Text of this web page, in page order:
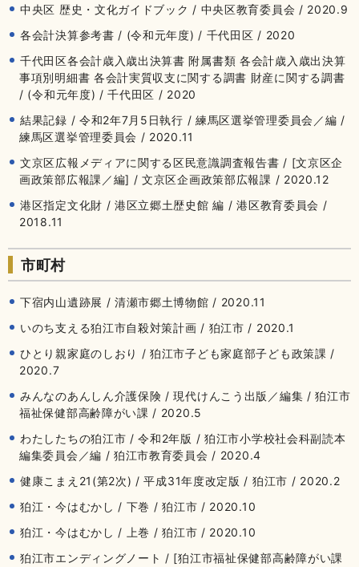
中央区 歴史・文化ガイドブック / 中央区教育委員会 / 2020.9
各会計決算参考書 / (令和元年度) / 千代田区 / 2020
千代田区各会計歳入歳出決算書 附属書類 各会計歳入歳出決算
事項別明細書 各会計実質収支に関する調書 財産に関する調書
/ (令和元年度) / 千代田区 / 2020
結果記録 / 令和2年7月5日執行 / 練馬区選挙管理委員会／編 /
練馬区選挙管理委員会 / 2020.11
文京区広報メディアに関する区民意識調査報告書 / [文京区企
画政策部広報課／編] / 文京区企画政策部広報課 / 2020.12
港区指定文化財 / 港区立郷土歴史館 編 / 港区教育委員会 /
2018.11
市町村
下宿内山遺跡展 / 清瀬市郷土博物館 / 2020.11
いのち支える狛江市自殺対策計画 / 狛江市 / 2020.1
ひとり親家庭のしおり / 狛江市子ども家庭部子ども政策課 /
2020.7
みんなのあんしん介護保険 / 現代けんこう出版／編集 / 狛江市
福祉保健部高齢障がい課 / 2020.5
わたしたちの狛江市 / 令和2年版 / 狛江市小学校社会科副読本
編集委員会／編 / 狛江市教育委員会 / 2020.4
健康こまえ21(第2次) / 平成31年度改定版 / 狛江市 / 2020.2
狛江・今はむかし / 下巻 / 狛江市 / 2020.10
狛江・今はむかし / 上巻 / 狛江市 / 2020.10
狛江市エンディングノート / [狛江市福祉保健部高齢障がい課